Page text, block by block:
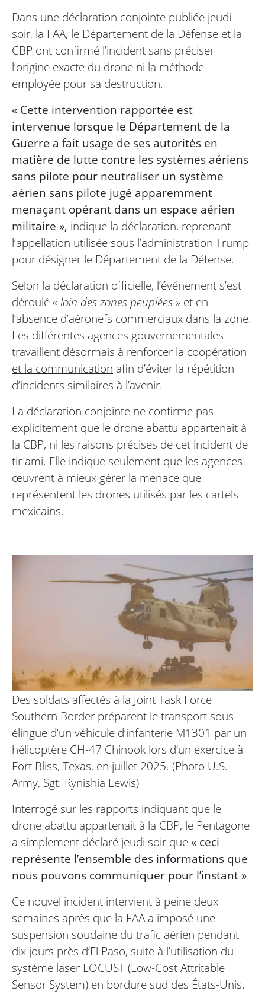
Dans une déclaration conjointe publiée jeudi
soir, la FAA, le Département de la Défense et la
CBP ont confirmé l’incident sans préciser
l’origine exacte du drone ni la méthode
employée pour sa destruction.
« Cette intervention rapportée est
intervenue lorsque le Département de la
Guerre a fait usage de ses autorités en
matière de lutte contre les systèmes aériens
sans pilote pour neutraliser un système
aérien sans pilote jugé apparemment
menaçant opérant dans un espace aérien
militaire », indique la déclaration, reprenant
l’appellation utilisée sous l’administration Trump
pour désigner le Département de la Défense.
Selon la déclaration officielle, l’événement s’est
déroulé« loin des zones peuplées » et en
l’absence d’aéronefs commerciaux dans la zone.
Les différentes agences gouvernementales
travaillent désormais à renforcer la coopération
et la communication afin d’éviter la répétition
d’incidents similaires à l’avenir.
La déclaration conjointe ne confirme pas
explicitement que le drone abattu appartenait à
la CBP, ni les raisons précises de cet incident de
tir ami. Elle indique seulement que les agences
œuvrent à mieux gérer la menace que
représentent les drones utilisés par les cartels
mexicains.
Des soldats affectés à la Joint Task Force
Southern Border préparent le transport sous
élingue d’un véhicule d’infanterie M1301 par un
hélicoptère CH-47 Chinook lors d’un exercice à
Fort Bliss, Texas, en juillet 2025. (Photo U.S.
Army, Sgt. Rynishia Lewis)
Interrogé sur les rapports indiquant que le
drone abattu appartenait à la CBP, le Pentagone
a simplement déclaré jeudi soir que « ceci
représente l’ensemble des informations que
nous pouvons communiquer pour l’instant ».
Ce nouvel incident intervient à peine deux
semaines après que la FAA a imposé une
suspension soudaine du trafic aérien pendant
dix jours près d’El Paso, suite à l’utilisation du
système laser LOCUST (Low-Cost Attritable
Sensor System) en bordure sud des États-Unis.